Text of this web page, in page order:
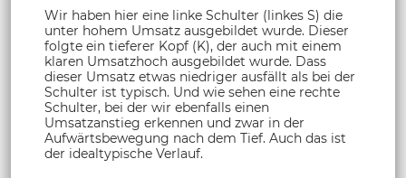
Wir haben hier eine linke Schulter (linkes S) die
unter hohem Umsatz ausgebildet wurde. Dieser
folgte ein tieferer Kopf (K), der auch mit einem
klaren Umsatzhoch ausgebildet wurde. Dass
dieser Umsatz etwas niedriger ausfällt als bei der
Schulter ist typisch. Und wie sehen eine rechte
Schulter, bei der wir ebenfalls einen
Umsatzanstieg erkennen und zwar in der
Aufwärtsbewegung nach dem Tief. Auch das ist
der idealtypische Verlauf.